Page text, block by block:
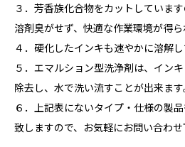
３．芳香族化合物をカットしていま
溶剤臭がせず、快適な作業環境が得ら
４．硬化したインキも速やかに溶解し
５．エマルション型洗浄剤は、イン
除去し、水で洗い流すことが出来ます
６．上記表にないタイプ・仕様の製
致しますので、お気軽にお問い合わせ